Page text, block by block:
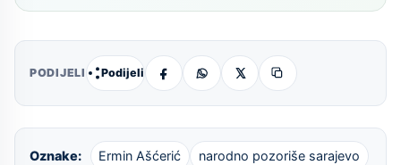
PODIJELI Podijeli
Oznake: Ermin Ašćerić narodno pozoriše sarajevo